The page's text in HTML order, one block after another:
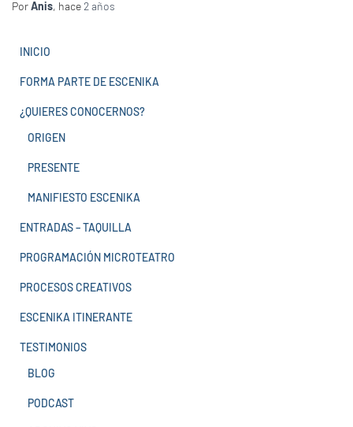
PorAnis, hace 2 años
INICIO
FORMA PARTE DE ESCENIKA
¿QUIERES CONOCERNOS?
ORIGEN
PRESENTE
MANIFIESTO ESCENIKA
ENTRADAS – TAQUILLA
PROGRAMACIÓN MICROTEATRO
PROCESOS CREATIVOS
ESCENIKA ITINERANTE
TESTIMONIOS
BLOG
PODCAST